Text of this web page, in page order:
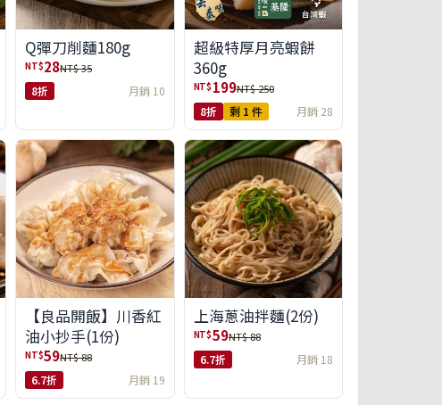
Q彈刀削麵180g
NT$28NT$ 35
8折 月銷 10
超級特厚月亮蝦餅
360g
NT$ 199NT$ 250
8折 剩 1 件 月銷 28
【良品開飯】川香紅
油小抄手(1份)
NT$59NT$ 88
6.7折 月銷 19
上海蔥油拌麵(2份)
NT$59NT$ 88
6.7折 月銷 18